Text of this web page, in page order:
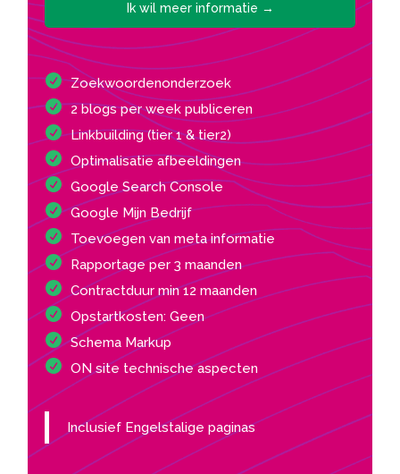
Ik wil meer informatie →
Zoekwoordenonderzoek
2 blogs per week publiceren
Linkbuilding (tier 1 & tier2)
Optimalisatie afbeeldingen
Google Search Console
Google Mijn Bedrijf
Toevoegen van meta informatie
Rapportage per 3 maanden
Contractduur min 12 maanden
Opstartkosten: Geen
Schema Markup
ON site technische aspecten
Inclusief Engelstalige paginas